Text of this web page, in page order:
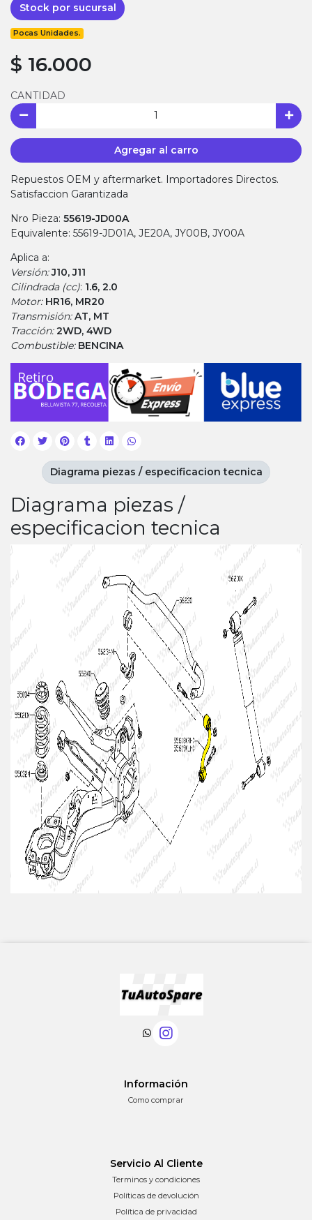
Stock por sucursal
Pocas Unidades.
$ 16.000
CANTIDAD
Agregar al carro
Repuestos OEM y aftermarket. Importadores Directos.
Satisfaccion Garantizada
Nro Pieza: 55619-JD00A
Equivalente: 55619-JD01A, JE20A, JY00B, JY00A
Aplica a:
Versión:J10, J11
Cilindrada (cc): 1.6, 2.0
Motor: HR16, MR20
Transmisión:AT, MT
Tracción:2WD, 4WD
Combustible: BENCINA
Diagrama piezas /
especificacion tecnica
Diagrama piezas / especificacion tecnica
Información
Como comprar
Servicio Al Cliente
Terminos y condiciones
Políticas de devolución
Política de privacidad